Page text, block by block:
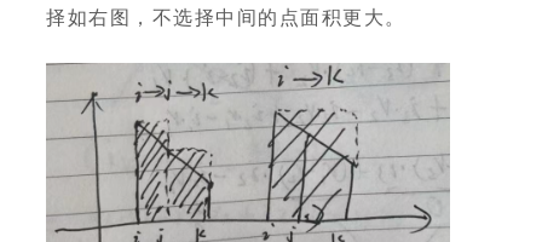
择如右图，不选择中间的点面积更大。